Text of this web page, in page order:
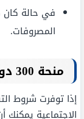
في حالة كان
المصروفات.
منحة 300 دولار منصة المساعدات الاجتماعية
إذا توفرت شروط